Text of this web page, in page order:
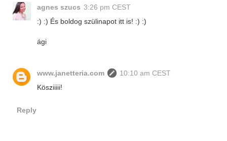
agnes szucs 3:26 pm CEST
:) :) És boldog szülinapot itt is! :) :)
ági
www.janetteria.com
10:10 am CEST
Kösziiiii!
Reply